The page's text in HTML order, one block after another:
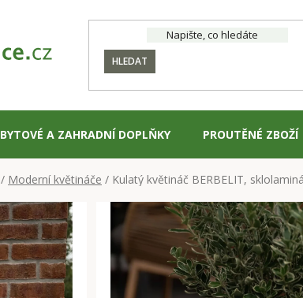
HLEDAT
BYTOVÉ A ZAHRADNÍ DOPLŇKY PROUTĚNÉ ZBOŽÍ
/ Moderní květináče / Kulatý květináč BERBELIT,